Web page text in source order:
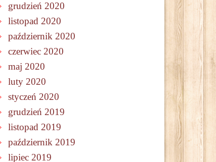
grudzień 2020
listopad 2020
październik 2020
czerwiec 2020
maj 2020
luty 2020
styczeń 2020
grudzień 2019
listopad 2019
październik 2019
lipiec 2019